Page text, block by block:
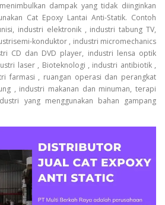
dampak yang tidak diinginkan
Cat Epoxy Lantai Anti-Statik. Contoh
industri elektronik , industri tabung TV,
konduktor , industri micromechanics
CD dan DVD player, industri lensa optik
laser , Bioteknologi , industri antibiotik ,
farmasi , ruangan operasi dan perangkat
, industri makanan dan minuman, terapi
yang menggunakan bahan gampang